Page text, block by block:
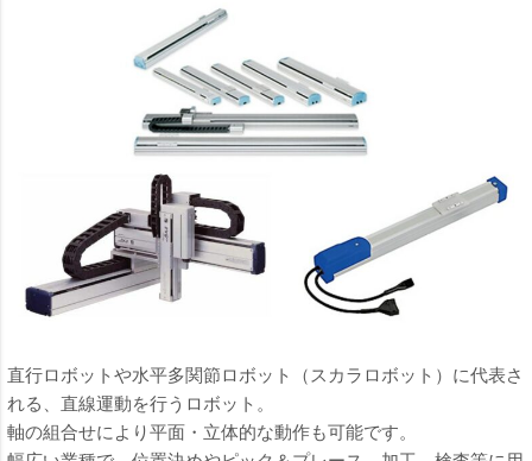
直行ロボットや水平多関節ロボット（スカラロボット）に代表さ
れる、直線運動を行うロボット。
軸の組合せにより平面・立体的な動作も可能です。